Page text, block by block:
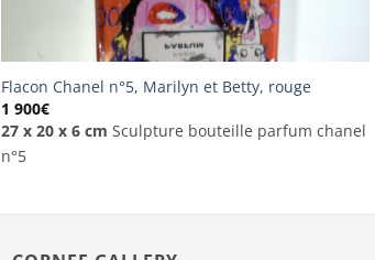
Flacon Chanel n°5, Marilyn et Betty, rouge
1 900€
27 x 20 x 6 cm Sculpture bouteille parfum chanel
n°5